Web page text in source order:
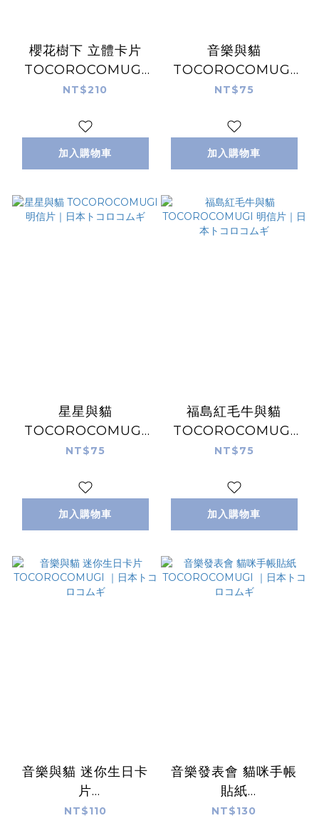
櫻花樹下 立體卡片
TOCOROCOMUGI
｜日本トコロコムギ
NT$210
加入購物車
音樂與貓
TOCOROCOMUGI
明信片｜日本トコロコ
NT$75
加入購物車
星星與貓
TOCOROCOMUGI
明信片｜日本トコロコ
NT$75
加入購物車
福島紅毛牛與貓
TOCOROCOMUGI
明信片｜日本トコロコ
NT$75
加入購物車
音樂與貓 迷你生日卡
片
TOCOROCOMUGI
NT$110
音樂發表會 貓咪手帳
貼紙
TOCOROCOMUGI
NT$130